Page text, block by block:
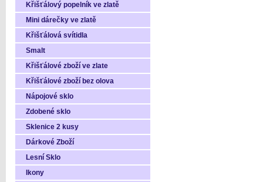
Křišťálový popelník ve zlatě
Mini dárečky ve zlatě
Křišťálová svítidla
Smalt
Křišťálové zboží ve zlate
Křišťálové zboží bez olova
Nápojové sklo
Zdobené sklo
Sklenice 2 kusy
Dárkové Zboží
Lesní Sklo
Ikony